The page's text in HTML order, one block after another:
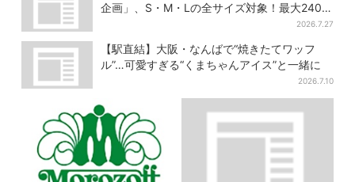
企画」、S・M・Lの全サイズ対象！最大240円
2026.7.27
【駅直結】大阪・なんばで“焼きたてワッフ
ル”…可愛すぎる“くまちゃんアイス”と一緒に
2026.7.10